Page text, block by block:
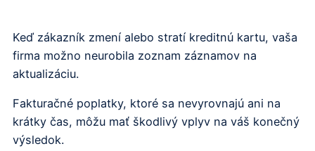
Keď zákazník zmení alebo stratí kreditnú kartu, vaša
firma možno neurobila zoznam záznamov na
aktualizáciu.
Fakturačné poplatky, ktoré sa nevyrovnajú ani na
krátky čas, môžu mať škodlivý vplyv na váš konečný
výsledok.